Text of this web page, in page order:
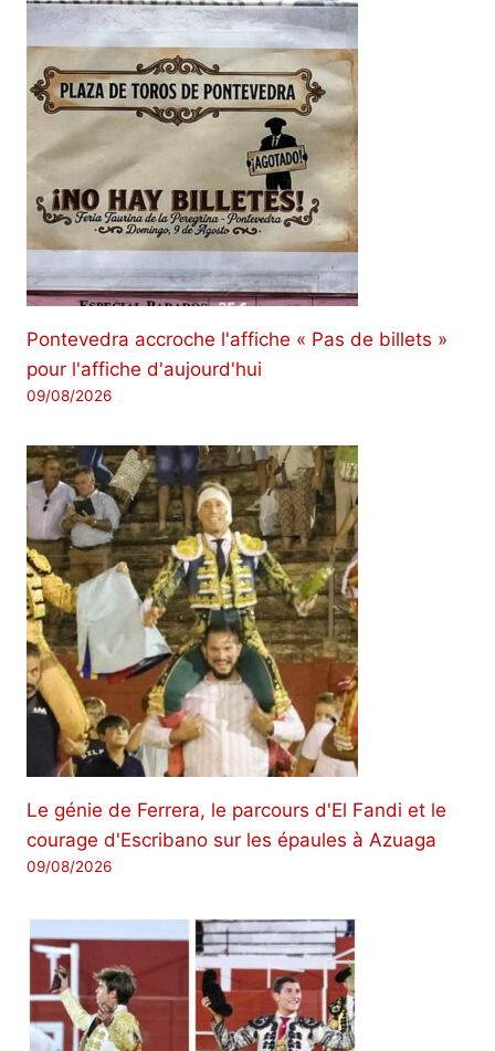
Pontevedra accroche l'affiche « Pas de billets »
pour l'affiche d'aujourd'hui
09/08/2026
Le génie de Ferrera, le parcours d'El Fandi et le
courage d'Escribano sur les épaules à Azuaga
09/08/2026